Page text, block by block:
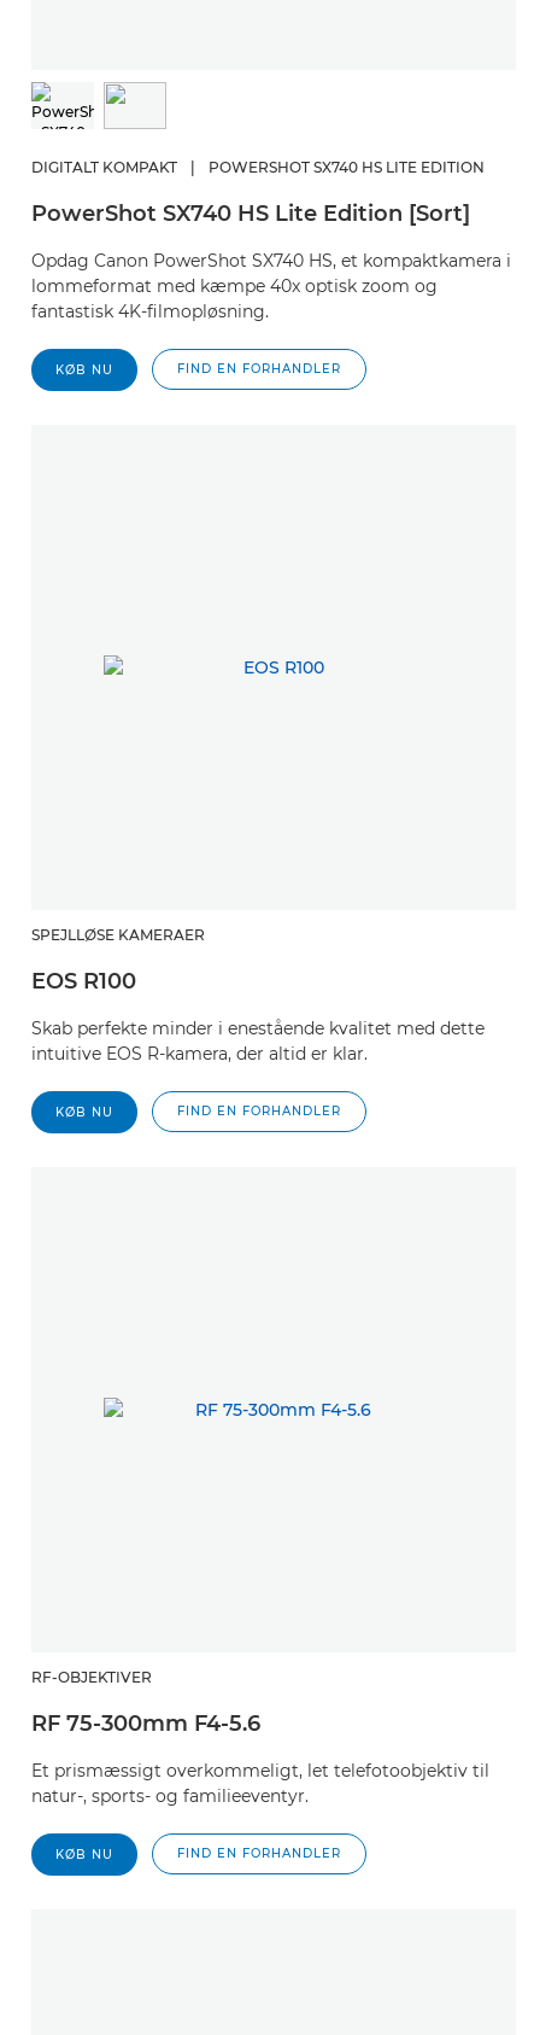
DIGITALT KOMPAKT POWERSHOT SX740 HS LITE EDITION
PowerShot SX740 HS Lite Edition [Sort]
Opdag Canon PowerShot SX740 HS, et kompaktkamera i
lommeformat med kæmpe 40x optisk zoom og
fantastisk 4K-filmopløsning.
KØB NU FIND EN FORHANDLER
SPEJLLØSE KAMERAER
EOS R100
Skab perfekte minder i enestående kvalitet med dette
intuitive EOS R-kamera, der altid er klar.
KØB NU FIND EN FORHANDLER
RF-OBJEKTIVER
RF 75-300mm F4-5.6
Et prismæssigt overkommeligt, let telefotoobjektiv til
natur-, sports- og familieeventyr.
KØB NU FIND EN FORHANDLER